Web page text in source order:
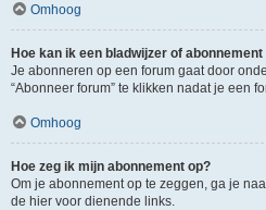
Omhoog
Hoe kan ik een bladwijzer of
Je abonneren op een forum gaat door
“Abonneer forum” te klikken nadat je een
Omhoog
Hoe zeg ik mijn abonnement op?
Om je abonnement op te zeggen, ga je
de hier voor dienende links.